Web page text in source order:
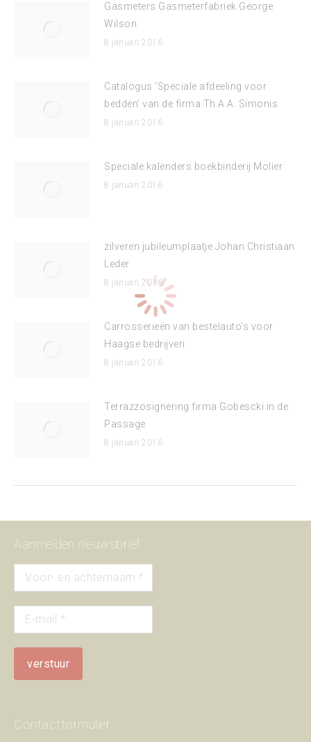
Gasmeters Gasmeterfabriek George
Wilson
8 januari 2016
Catalogus ‘Speciale afdeeling voor
bedden’ van de firma Th.A.A. Simonis
8 januari 2016
Speciale kalenders boekbinderij Molier
8 januari 2016
zilveren jubileumplaatje Johan Christiaan
Leder
8 januari 2016
Carrosserieën van bestelauto’s voor
Haagse bedrijven
8 januari 2016
Terrazzosignering firma Gobescki in de
Passage
8 januari 2016
Aanmelden nieuwsbrief
Contactformulier